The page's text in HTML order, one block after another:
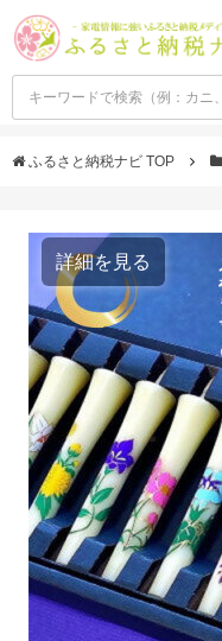
ふるさと納税ナビ TOP
詳細を見る